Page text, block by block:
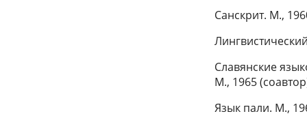
Санскрит. М.,
Славянские
М., 1965
Язык пали. М.,